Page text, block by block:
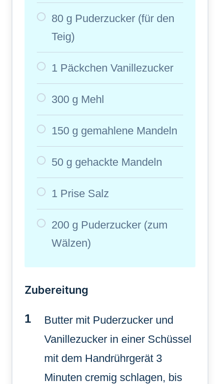
80 g Puderzucker (für den
Teig)
1 Päckchen Vanillezucker
300 g Mehl
150 g gemahlene Mandeln
50 g gehackte Mandeln
1 Prise Salz
200 g Puderzucker (zum
Wälzen)
Zubereitung
Butter mit Puderzucker und
Vanillezucker in einer Schüssel
mit dem Handrührgerät 3
Minuten cremig schlagen, bis